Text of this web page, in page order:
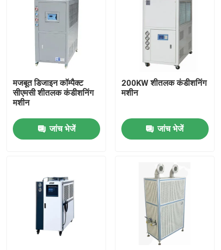
हमारे बारे में
फ़ैक्टरी टूर
गुणवत्ता नियंत्रण
मजबूत डिजाइन कॉम्पैक्ट
सीएमसी शीतलक कंडीशनिंग
मशीन
जांच भेजें
200KW शीतलक कंडीशनिंग
मशीन
जांच भेजें